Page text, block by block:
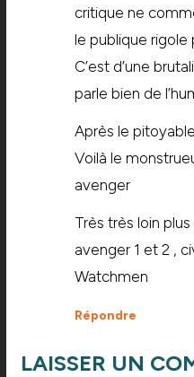
critique ne
le publique rigole
C’est d’une
parle bien de
Après le
Voilà le
avenger
Très très loin
avenger 1 et 2 ,
Watchmen
Répondre
LAISSER UN